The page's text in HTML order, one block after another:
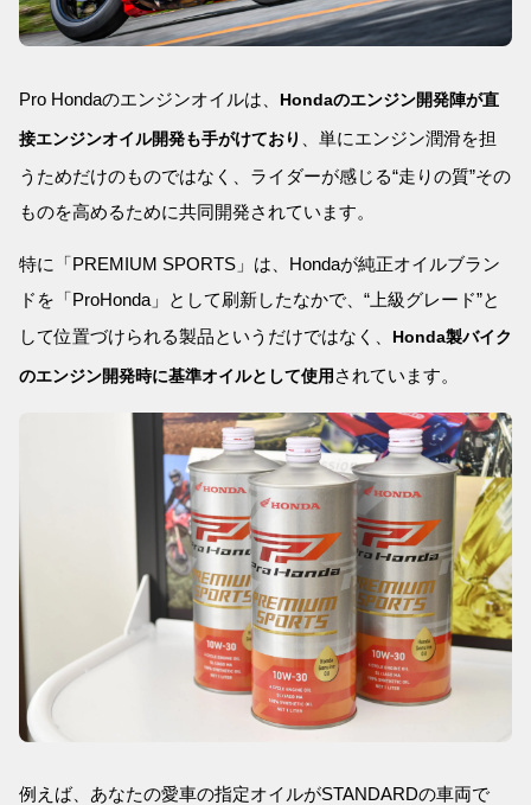
Pro Hondaのエンジンオイルは、 Hondaのエンジン開発陣が直
接エンジンオイル開発も手がけており
、単にエンジン潤滑を担
うためだけのものではなく、ライダーが感じる“走りの質”その
ものを高めるために共同開発されています。
特に「PREMIUM SPORTS」は、Hondaが純正オイルブラン
ドを「ProHonda」として刷新したなかで、“上級グレード”と
して位置づけられる製品というだけではなく、 Honda製バイク
のエンジン開発時に基準オイルとして使用 されています。
例えば、あなたの愛車の指定オイルがSTANDARDの車両で